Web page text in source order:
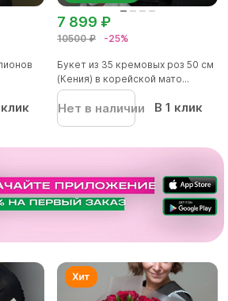
10500 ₽ -25%
7 899 ₽
Букет из 35 кремовых роз 50 см
(Кения) в корейской мато...
Нет в наличии В 1 клик